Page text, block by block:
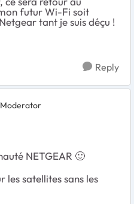
futur Wi-Fi soit
tant je suis déçu !
Reply
Moderator
NETGEAR 🙂
les satellites sans les